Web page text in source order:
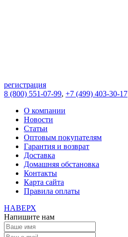
регистрация
8 (800) 551-07-99, +7 (499) 403-30-17
О компании
Новости
Статьи
Оптовым покупателям
Гарантия и возврат
Доставка
Домашняя обстановка
Контакты
Карта сайта
Правила оплаты
НАВЕРХ
Напишите нам